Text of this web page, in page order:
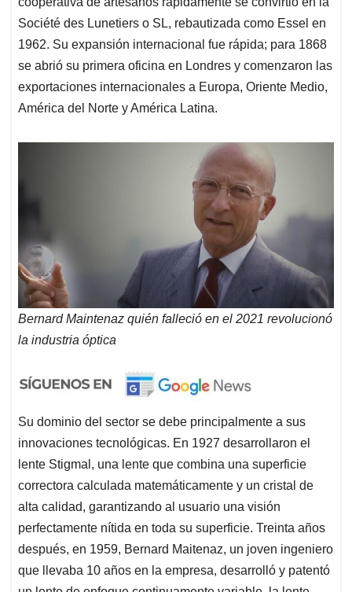
Société des Lunetiers o SL, rebautizada como Essel en
1962. Su expansión internacional fue rápida; para 1868
se abrió su primera oficina en Londres y comenzaron las
exportaciones internacionales a Europa, Oriente Medio,
América del Norte y América Latina.
Bernard Maintenaz quién falleció en el 2021 revolucionó
la industria óptica
Su dominio del sector se debe principalmente a sus
innovaciones tecnológicas. En 1927 desarrollaron el
lente Stigmal, una lente que combina una superficie
correctora calculada matemáticamente y un cristal de
alta calidad, garantizando al usuario una visión
perfectamente nítida en toda su superficie. Treinta años
después, en 1959, Bernard Maitenaz, un joven ingeniero
que llevaba 10 años en la empresa, desarrolló y patentó